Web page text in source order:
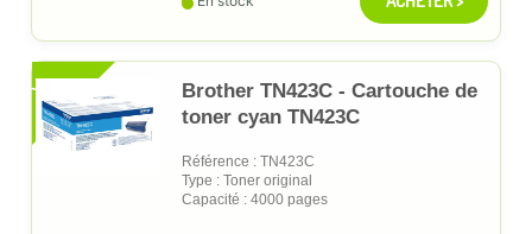
XL
Brother TN423C - Cartouche de
toner cyan TN423C
Référence : TN423C
Type : Toner original
Capacité : 4000 pages